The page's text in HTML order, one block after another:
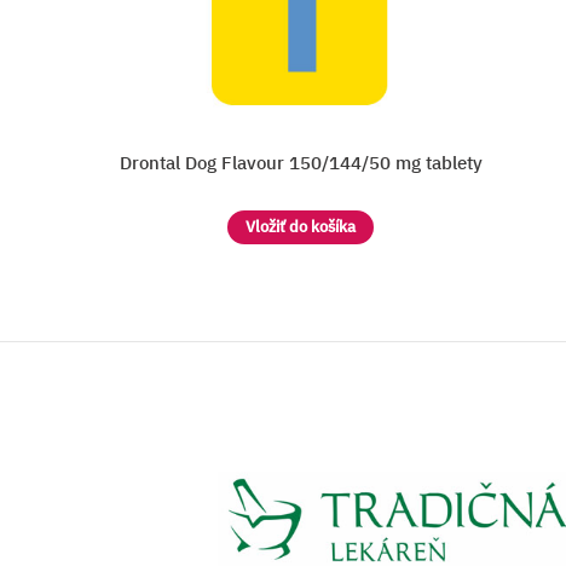
Dog Flavour 150/144/50 mg tablety
Vložiť do košíka